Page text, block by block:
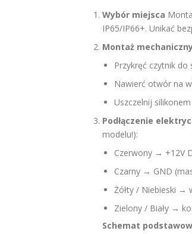
Wybór miejsca
IP65/IP66+. Unikać
Montaż
Przykręć czytnik
Nawierć otwór na
Uszczelnij
Podłączenie
modelu!):
Czerwony → +12V
Czarny → GND
Żółty / Niebieski →
Zielony / Biały →
Schemat